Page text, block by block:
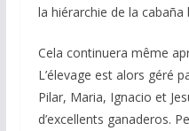
la hiérarchie de la cabaña
Cela continuera même
L’élevage est alors géré
Pilar, Maria, Ignacio et
d’excellents ganaderos.